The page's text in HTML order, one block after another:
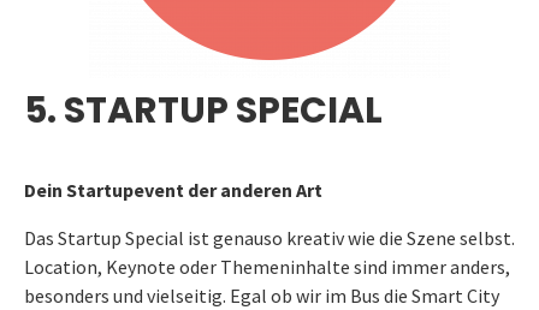
5. STARTUP SPECIAL
Dein Startupevent der anderen Art
Das Startup Special ist genauso kreativ wie die Szene selbst.
Location, Keynote oder Themeninhalte sind immer anders,
besonders und vielseitig. Egal ob wir im Bus die Smart City